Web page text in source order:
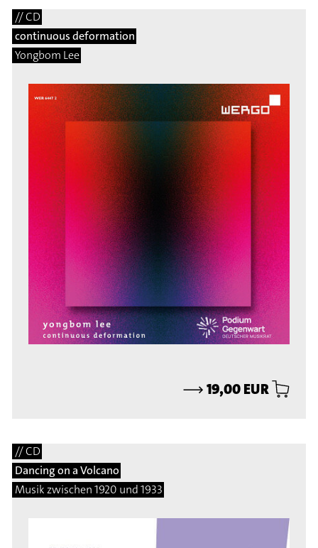
// CD
continuous deformation
Yongbom Lee
⟶19,00 EUR
// CD
Dancing on a Volcano
Musik zwischen 1920 und 1933